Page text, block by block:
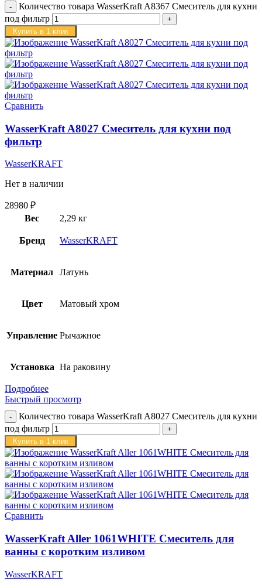
Количество товара WasserKraft A8367 Смеситель для кухни
под фильтр
Купить в 1 клик
Сравнить
WasserKraft A8027 Смеситель для кухни под
фильтр
WasserKRAFT
Нет в наличии
28980 ₽
Вес
2,29 кг
Бренд WasserKRAFT
Материал Латунь
Цвет Матовый хром
Управление Рычажное
Установка На раковину
Подробнее
Быстрый просмотр
Количество товара WasserKraft A8027 Смеситель для кухни
под фильтр
Купить в 1 клик
Сравнить
WasserKraft Aller 1061WHITE Смеситель для
ванны с коротким изливом
WasserKRAFT